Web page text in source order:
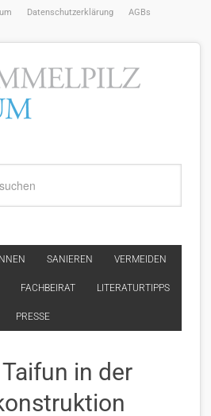
Datenschutzerklärung AGBs
SANIEREN VERMEIDEN
FACHBEIRAT LITERATURTIPPS
PRESSE
in der